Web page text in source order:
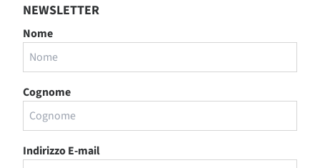
NEWSLETTER
Nome
Cognome
Indirizzo E-mail